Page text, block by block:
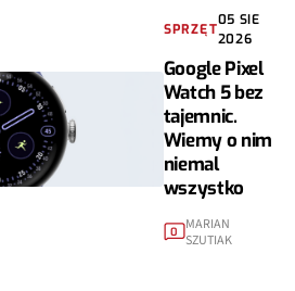
SPRZĘT
05 SIE
2026
Google Pixel
Watch 5 bez
tajemnic.
Wiemy o nim
niemal
wszystko
0
MARIAN
SZUTIAK